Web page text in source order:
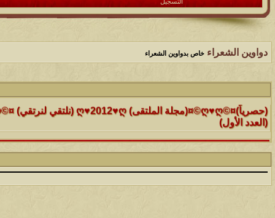
دواوين الشعراء خاص بدواوين الشعراء
الموضوع
(العدد الأول)
موقع رائع جداً للقران الكريم مع تفسيره فقط بمجرد ماتضع
التفسير